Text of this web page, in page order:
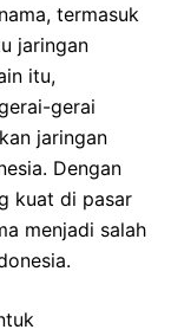
termasuk
jaringan
itu,
gerai
jaringan
Dengan
kuat di pasar
menjadi salah